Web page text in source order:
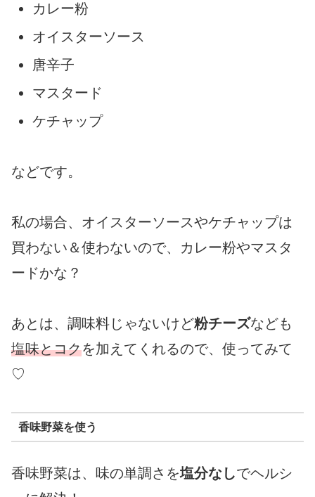
カレー粉
オイスターソース
唐辛子
マスタード
ケチャップ
などです。
私の場合、オイスターソースやケチャップは
買わない＆使わないので、カレー粉やマスタ
ードかな？
あとは、調味料じゃないけど粉チーズなども
塩味とコクを加えてくれるので、使ってみて
♡
香味野菜を使う
香味野菜は、味の単調さを塩分なしでヘルシ